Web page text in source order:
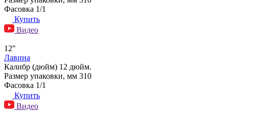
Фасовка 1/1
Купить
Видео
12"
Лавина
Калибр (дюйм) 12 дюйм.
Размер упаковки, мм 310
Фасовка 1/1
Купить
Видео